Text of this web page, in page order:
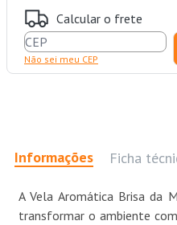
Calcular o frete
Não sei meu CEP
Informações Ficha
A Vela Aromática Brisa da
transformar o ambiente